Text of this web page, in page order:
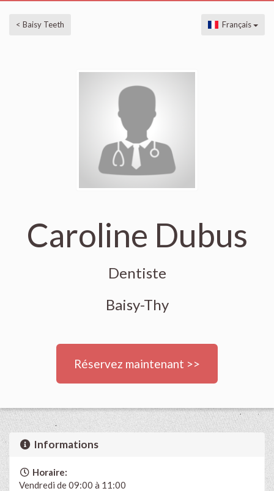
< Baisy Teeth Français
Caroline Dubus
Dentiste
Baisy-Thy
Réservez maintenant >>
Informations
Horaire:
Vendredi de 09:00 à 11:00